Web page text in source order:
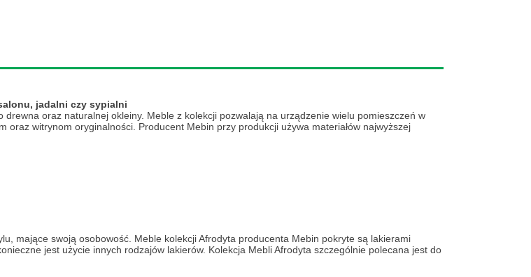
jadalni czy sypialni
oraz naturalnej okleiny. Meble z kolekcji pozwalają na urządzenie wielu pomieszczeń w
witrynom oryginalności. Producent Mebin przy produkcji używa materiałów najwyższej
mające swoją osobowość. Meble kolekcji Afrodyta producenta Mebin pokryte są lakierami
jest użycie innych rodzajów lakierów. Kolekcja Mebli Afrodyta szczególnie polecana jest do